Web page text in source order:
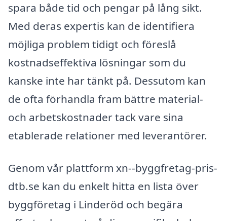
spara både tid och pengar på lång sikt.
Med deras expertis kan de identifiera
möjliga problem tidigt och föreslå
kostnadseffektiva lösningar som du
kanske inte har tänkt på. Dessutom kan
de ofta förhandla fram bättre material-
och arbetskostnader tack vare sina
etablerade relationer med leverantörer.
Genom vår plattform xn--byggfretag-pris-
dtb.se kan du enkelt hitta en lista över
byggföretag i Linderöd och begära